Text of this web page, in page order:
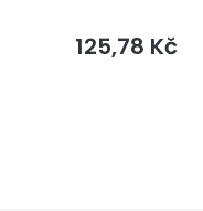
125,78 Kčcena: